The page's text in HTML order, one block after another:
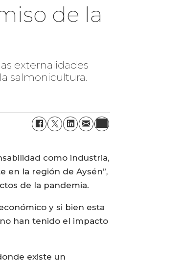
de la
externalidades
salmonicultura.
como industria,
en la región de Aysén”,
de la pandemia.
y si bien esta
han tenido el impacto
existe un